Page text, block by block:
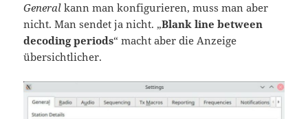
General kann man konfigurieren, muss man aber
nicht. Man sendet ja nicht. „Blank line between
decoding periods“ macht aber die Anzeige
übersichtlicher.